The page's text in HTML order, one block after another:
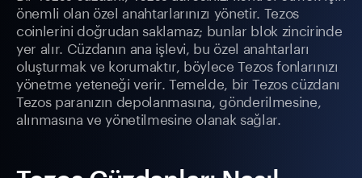
önemli olan özel anahtarlarınızı yönetir. Tezos
coinlerini doğrudan saklamaz; bunlar blok zincirinde
yer alır. Cüzdanın ana işlevi, bu özel anahtarları
oluşturmak ve korumaktır, böylece Tezos fonlarınızı
yönetme yeteneği verir. Temelde, bir Tezos cüzdanı
Tezos paranızın depolanmasına, gönderilmesine,
alınmasına ve yönetilmesine olanak sağlar.